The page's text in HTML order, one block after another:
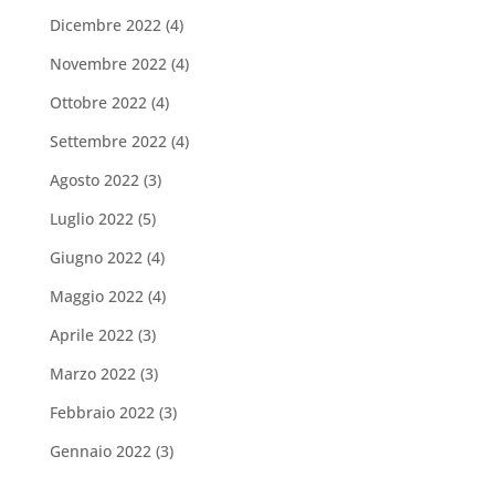
Dicembre 2022 (4)
Novembre 2022 (4)
Ottobre 2022 (4)
Settembre 2022 (4)
Agosto 2022 (3)
Luglio 2022 (5)
Giugno 2022 (4)
Maggio 2022 (4)
Aprile 2022 (3)
Marzo 2022 (3)
Febbraio 2022 (3)
Gennaio 2022 (3)